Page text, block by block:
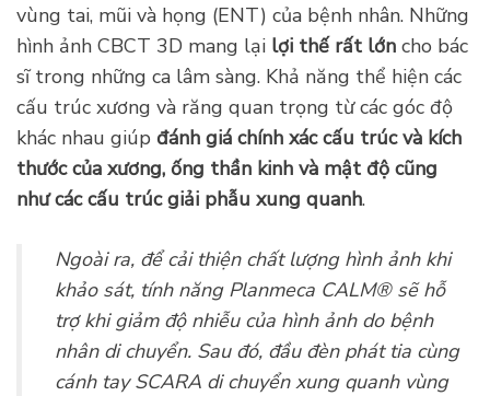
vùng tai, mũi và họng (ENT) của bệnh nhân. Những
hình ảnh CBCT 3D mang lại lợi thế rất lớn cho bác
sĩ trong những ca lâm sàng. Khả năng thể hiện các
cấu trúc xương và răng quan trọng từ các góc độ
khác nhau giúp đánh giá chính xác cấu trúc và kích
thước của xương, ống thần kinh và mật độ cũng
như các cấu trúc giải phẫu xung quanh.
Ngoài ra, để cải thiện chất lượng hình ảnh khi
khảo sát, tính năng Planmeca CALM® sẽ hỗ
trợ khi giảm độ nhiễu của hình ảnh do bệnh
nhân di chuyển. Sau đó, đầu đèn phát tia cùng
cánh tay SCARA di chuyển xung quanh vùng